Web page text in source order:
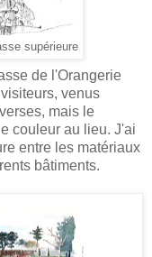
supérieure
de l'Orangerie
venus
mais le
couleur au lieu. J'ai
entre les matériaux
bâtiments.